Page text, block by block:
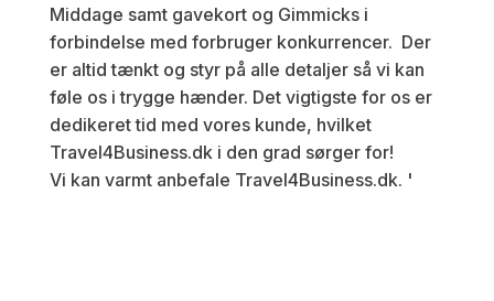
Middage samt gavekort og Gimmicks i
forbindelse med forbruger konkurrencer. Der
er altid tænkt og styr på alle detaljer så vi kan
føle os i trygge hænder. Det vigtigste for os er
dedikeret tid med vores kunde, hvilket
Travel4Business.dk i den grad sørger for!
Vi kan varmt anbefale Travel4Business.dk. '